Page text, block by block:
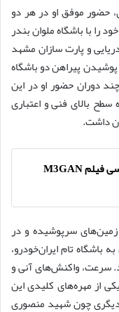
حضور موفق او در هر دو
را با باشگاه ملوان بندر
و پارت سازان مشهد
پیراهن دو باشگاه
دوران حضور او در این
سطح بالای فنی و اعتباری
داشت.
نقد فیلم مگان | نقد و بررسی فیلم M3GAN
سرپوشیده و در
باشگاه تام ایران‌خودرو،
سرعت، واکنش‌های آنی و
از مهره‌های کلیدی این
دیگری چون شهید منصوری